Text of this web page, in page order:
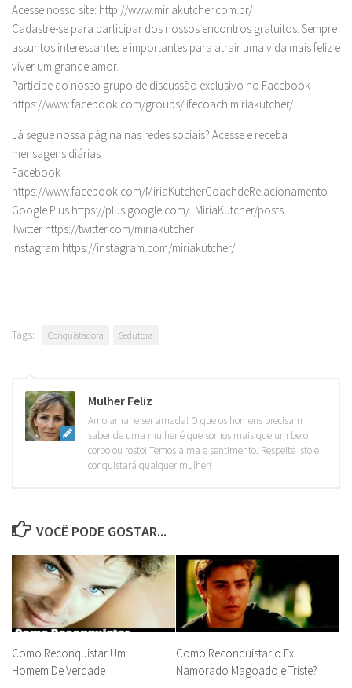
Acesse nosso site: http://www.miriakutcher.com.br/
Cadastre-se para participar dos nossos encontros gratuitos. Sempre
assuntos interessantes e importantes para atrair uma vida mais feliz e
viver um grande amor.
Participe do nosso grupo de discussão exclusivo no Facebook
https://www.facebook.com/groups/lifecoach.miriakutcher/
Já segue nossa página nas redes sociais? Acesse e receba
mensagens diárias
Facebook
https://www.facebook.com/MiriaKutcherCoachdeRelacionamento
Google Plus https://plus.google.com/+MiriaKutcher/posts
Twitter https://twitter.com/miriakutcher
Instagram https://instagram.com/miriakutcher/
Tags: Conquistadora Sedutora
Mulher Feliz
Amo amar e ser amada! O que os homens precisam
saber de uma mulher é que somos mais que um belo
corpo ou rosto! Temos alma e sentimento. Respeite isto e
conquistará qualquer mulher!
VOCÊ PODE GOSTAR...
Como Reconquistar Um
Homem De Verdade
Como Reconquistar o Ex
Namorado Magoado e Triste?